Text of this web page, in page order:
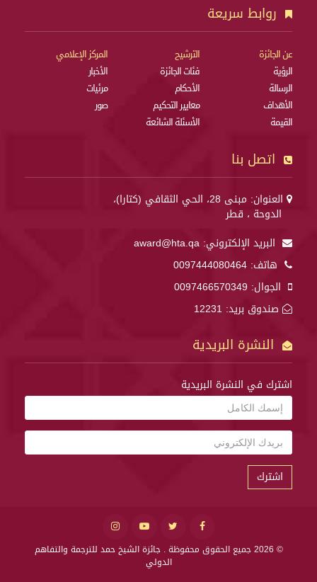
روابط سريعة
عن الجائزة
الرؤية
الرسالة
الأهداف
القيمة
الترشيح
فئات الجائزة
الأحكام
معايير التحكيم
الأسئلة الشائعة
المركز الإعلامي
الأخبار
مرئيات
صور
اتصل بنا
العنوان: مبنى 28، الحي الثقافي (كتارا)،
الدوحة ، قطر
البريد الإلكتروني: award@hta.qa
هاتف: 0097444080464
الجوال: 0097466570349
صندوق بريد: 12231
النشرة البريدية
اشترك في النشرة البريدية
اشترك
© 2026 جميع الحقوق محفوظة .
جائزة الشيخ حمد للترجمة والتفاهم
الدولي